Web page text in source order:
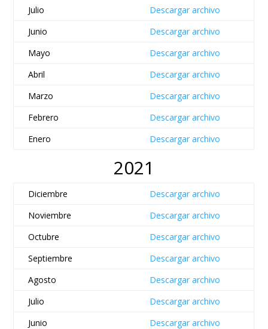
Julio
Descargar archivo
Junio
Descargar archivo
Mayo
Descargar archivo
Abril
Descargar archivo
Marzo
Descargar archivo
Febrero
Descargar archivo
Enero
Descargar archivo
2021
Diciembre
Descargar archivo
Noviembre
Descargar archivo
Octubre
Descargar archivo
Septiembre
Descargar archivo
Agosto
Descargar archivo
Julio
Descargar archivo
Junio
Descargar archivo